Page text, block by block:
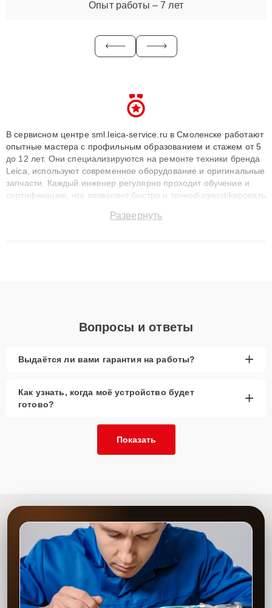
Опыт работы – 7 лет
В сервисном центре sml.leica-service.ru в Смоленске работают
опытные мастера с профильным образованием и стажем от 5
до 12 лет. Они специализируются на ремонте техники бренда
Leica, используют современное оборудование и оригинальные
запчасти. Каждый инженер регулярно проходит обучение и
сертификацию, что позволяет быстро и точноdiagnostikировать
до 3 лет. Наши мастера решают сложные случаи: от замены
Развернуть
Вопросы и ответы
Выдаётся ли вами гарантия на работы? +
Как узнать, когда моё устройство будет
готово?
+
Показать